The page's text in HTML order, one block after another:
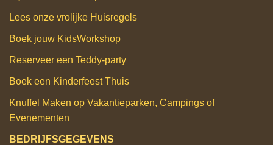
Lees onze vrolijke Huisregels
Boek jouw KidsWorkshop
Reserveer een Teddy‑party
Boek een Kinderfeest Thuis
Knuffel Maken op Vakantieparken, Campings of
Evenementen
BEDRIJFSGEGEVENS